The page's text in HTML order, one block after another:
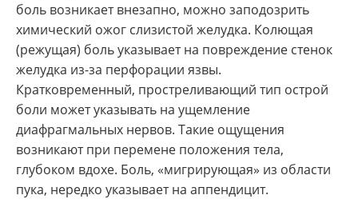
боль возникает внезапно, можно заподозрить
химический ожог слизистой желудка. Колющая
(режущая) боль указывает на повреждение стенок
желудка из-за перфорации язвы.
Кратковременный, простреливающий тип острой
боли может указывать на ущемление
диафрагмальных нервов. Такие ощущения
возникают при перемене положения тела,
глубоком вдохе. Боль, «мигрирующая» из области
пука, нередко указывает на аппендицит.